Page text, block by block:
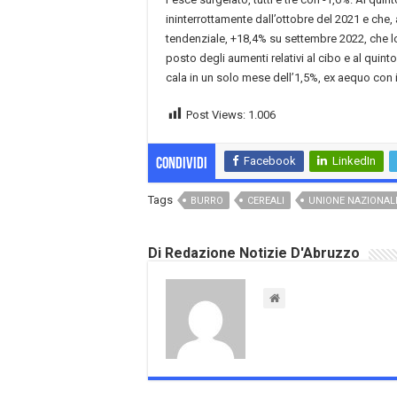
ininterrottamente dall’ottobre del 2021 e
tendenziale, +18,4% su settembre 2022, che
posto degli aumenti relativi al cibo e al
cala in un solo mese dell’1,5%, ex aequo con
Post Views: 1.006
Condividi Facebook LinkedIn
Tags BURRO CEREALI UNIONE
Di Redazione Notizie D'Abruzzo